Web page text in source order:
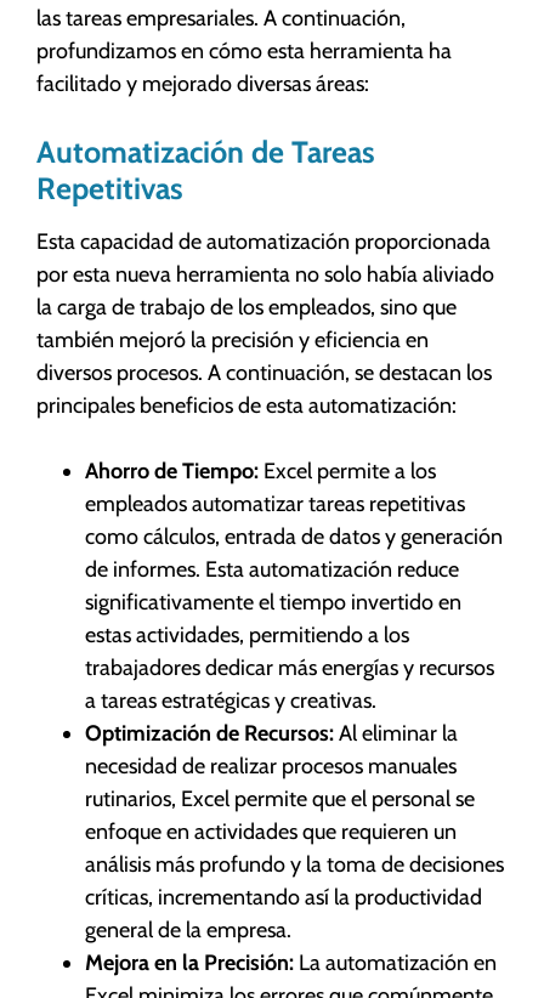
las tareas empresariales. A continuación,
profundizamos en cómo esta herramienta ha
facilitado y mejorado diversas áreas:
Automatización de Tareas
Repetitivas
Esta capacidad de automatización proporcionada
por esta nueva herramienta no solo había aliviado
la carga de trabajo de los empleados, sino que
también mejoró la precisión y eficiencia en
diversos procesos. A continuación, se destacan los
principales beneficios de esta automatización:
Ahorro de Tiempo: Excel permite a los
empleados automatizar tareas repetitivas
como cálculos, entrada de datos y generación
de informes. Esta automatización reduce
significativamente el tiempo invertido en
estas actividades, permitiendo a los
trabajadores dedicar más energías y recursos
a tareas estratégicas y creativas.
Optimización de Recursos:Al eliminar la
necesidad de realizar procesos manuales
rutinarios, Excel permite que el personal se
enfoque en actividades que requieren un
análisis más profundo y la toma de decisiones
críticas, incrementando así la productividad
general de la empresa.
Mejora en la Precisión: La automatización en